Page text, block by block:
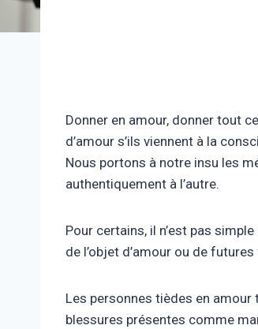
Donner en amour, donner tout
d’amour s’ils viennent à la
Nous portons à notre insu les
authentiquement à l’autre.
Pour certains, il n’est pas
de l’objet d’amour ou de
Les personnes tièdes en
blessures présentes comme